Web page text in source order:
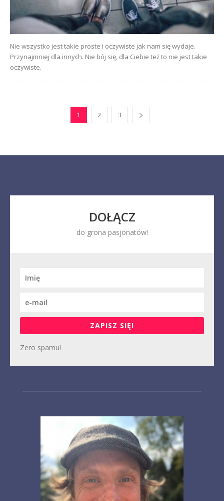
Nie wszystko jest takie proste i oczywiste jak nam się wydaje.
Przynajmniej dla innych. Nie bój się, dla Ciebie też to nie jest takie
oczywiste.
1 2 3
DOŁĄCZ
do grona pasjonatów!
ZAPISZ SIĘ!
Zero spamu!